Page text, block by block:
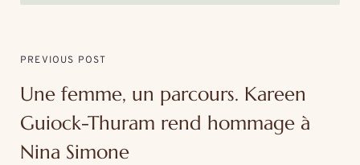
PREVIOUS POST
Une femme, un parcours. Kareen
Guiock-Thuram rend hommage à
Nina Simone